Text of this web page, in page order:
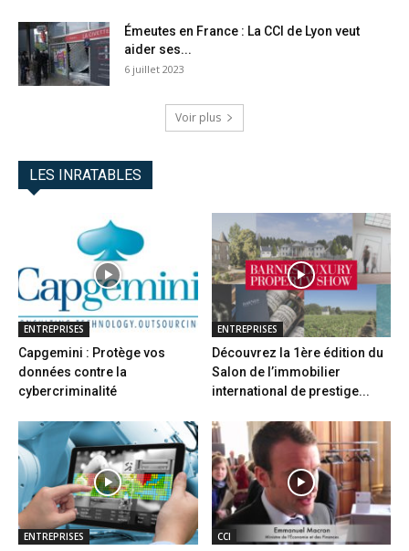
Émeutes en France : La CCI de Lyon veut
aider ses...
6 juillet 2023
Voir plus
LES INRATABLES
ENTREPRISES
Capgemini : Protège vos
données contre la
cybercriminalité
ENTREPRISES
Découvrez la 1ère édition du
Salon de l’immobilier
international de prestige...
ENTREPRISES CCI